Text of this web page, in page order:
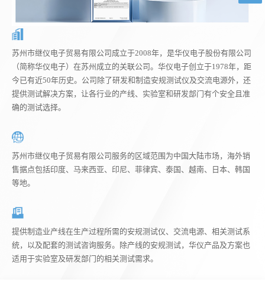
苏州市继仪电子贸易有限公司成立于2008年，是华仪电子股份有限公司
（简称华仪电子）在苏州成立的关联公司。华仪电子创立于1978年，距
今已有近50年历史。公司除了研发和制造安规测试仪及交流电源外，还
提供测试解决方案，让各行业的产线、实验室和研发部门有个安全且准
确的测试选择。
苏州市继仪电子贸易有限公司服务的区域范围为中国大陆市场，海外销
售据点包括印度、马来西亚、印尼、菲律宾、泰国、越南、日本、韩国
等地。
提供制造业产线在生产过程所需的安规测试仪、交流电源、相关测试系
统，以及配套的测试咨询服务。除产线的安规测试，华仪产品及方案也
适用于实验室及研发部门的相关测试需求。